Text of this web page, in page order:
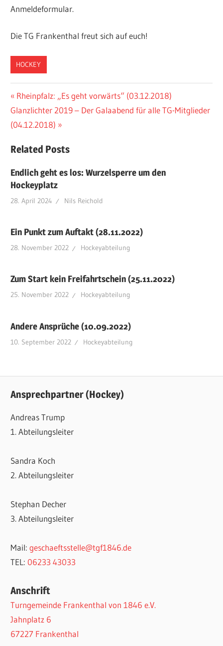
Anmeldeformular.
Die TG Frankenthal freut sich auf euch!
HOCKEY
Beitragsnavigation
Vorheriger
Beitrag:
Rheinpfalz: „Es geht vorwärts“ (03.12.2018)
Nächster
Beitrag:
Glanzlichter 2019 – Der Galaabend für alle TG-Mitglieder
(04.12.2018)
Related Posts
Endlich geht es los: Wurzelsperre um den
Hockeyplatz
28. April 2024 Nils Reichold
Ein Punkt zum Auftakt (28.11.2022)
28. November 2022 Hockeyabteilung
Zum Start kein Freifahrtschein (25.11.2022)
25. November 2022 Hockeyabteilung
Andere Ansprüche (10.09.2022)
10. September 2022 Hockeyabteilung
Ansprechpartner (Hockey)
Andreas Trump
1. Abteilungsleiter
Sandra Koch
2. Abteilungsleiter
Stephan Decher
3. Abteilungsleiter
Mail:geschaeftsstelle@tgf1846.de
TEL: 06233 43033
Anschrift
Turngemeinde Frankenthal von 1846 e.V.
Jahnplatz 6
67227 Frankenthal